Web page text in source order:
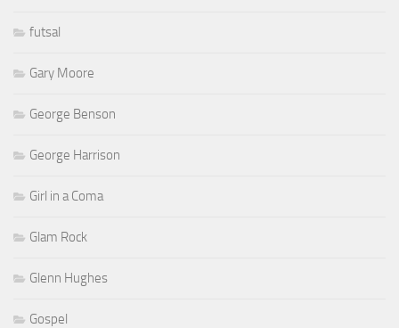
futsal
Gary Moore
George Benson
George Harrison
Girl in a Coma
Glam Rock
Glenn Hughes
Gospel